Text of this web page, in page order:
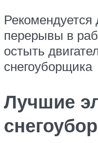
перерывы в
остыть
снегоуборщика
Лучшие